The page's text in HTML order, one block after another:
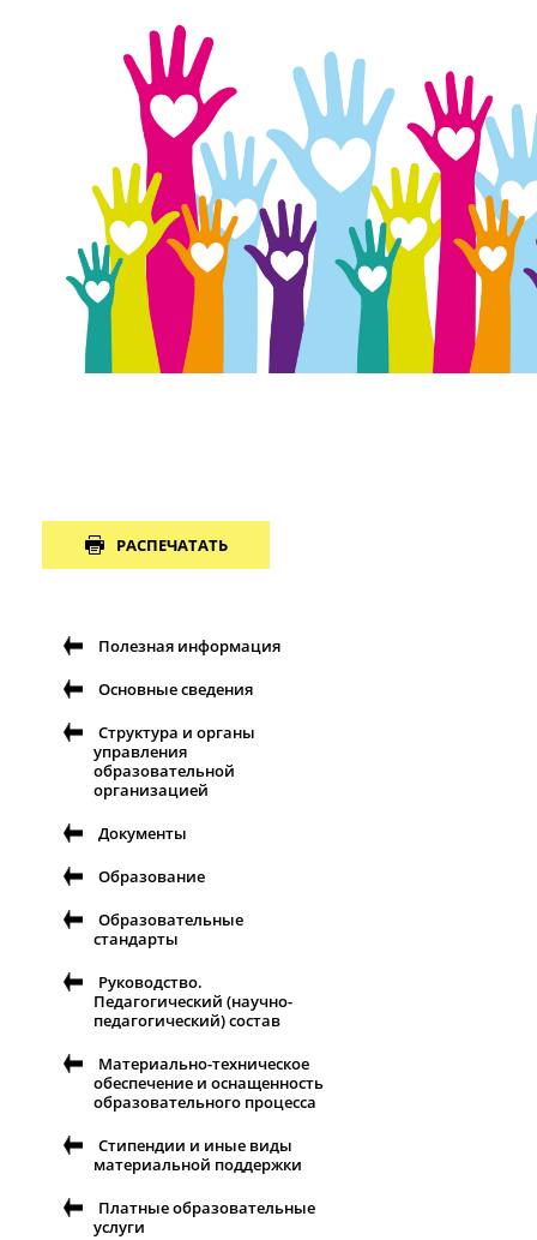
РАСПЕЧАТАТЬ
Полезная информация
Основные сведения
Структура и органы
управления
образовательной
организацией
Документы
Образование
Образовательные
стандарты
Руководство.
Педагогический (научно-
педагогический) состав
Материально-техническое
обеспечение и оснащенность
образовательного процесса
Стипендии и иные виды
материальной поддержки
Платные образовательные
услуги